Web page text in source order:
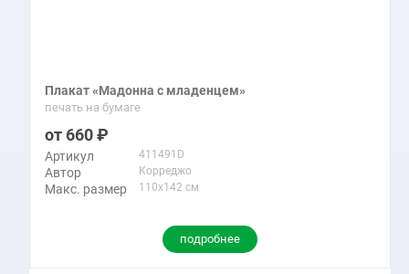
Плакат «Мадонна с младенцем»
печать на бумаге
660
Артикул 411491D
Автор Корреджо
Макс. размер 110x142 см
подробнее